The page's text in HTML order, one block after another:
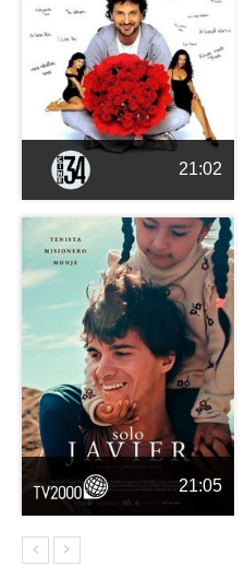
21:02
21:05